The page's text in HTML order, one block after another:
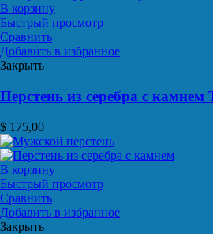
В корзину
Быстрый просмотр
Сравнить
Добавить в избранное
Закрыть
Перстень из серебра с
$ 175,00
В корзину
Быстрый просмотр
Сравнить
Добавить в избранное
Закрыть